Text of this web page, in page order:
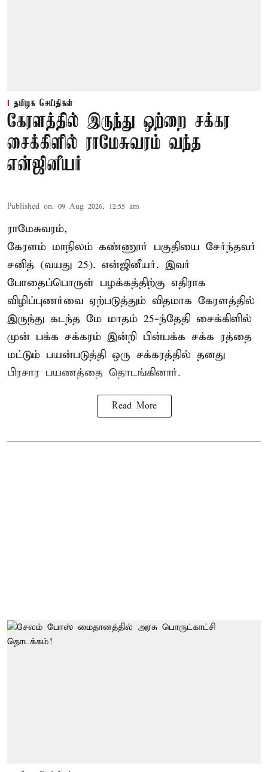
தமிழக செய்திகள்
கேரளத்தில் இருந்து ஒற்றை சக்கர
சைக்கிளில் ராமேசுவரம் வந்த
என்ஜினீயர்
Published on: 09 Aug 2026, 12:55 am
ராமேசுவரம்,
கேரளம் மாநிலம் கண்ணூர் பகுதியை சேர்ந்தவர்
சனித் (வயது 25). என்ஜினீயர். இவர்
போதைப்பொருள் பழக்கத்திற்கு எதிராக
விழிப்புணர்வை ஏற்படுத்தும் விதமாக கேரளத்தில்
இருந்து கடந்த மே மாதம் 25-ந்தேதி சைக்கிளில்
முன் பக்க சக்கரம் இன்றி பின்பக்க சக்க ரத்தை
மட்டும் பயன்படுத்தி ஒரு சக்கரத்தில் தனது
பிரசார பயணத்தை தொடங்கினார்.
Read More